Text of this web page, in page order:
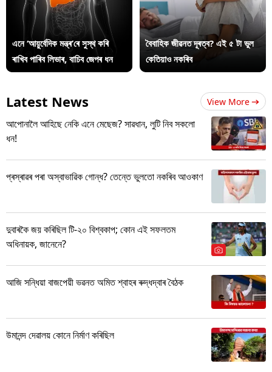
এনে ‘আয়ুৰ্বেদিক মন্ত্ৰ’ৰে সুস্থ কৰি
ৰাখিব পাৰিব লিভাৰ, বাচিব জেপৰ ধন
বৈবাহিক জীৱনত দূৰত্ব? এই ৫ টা ভুল
কেতিয়াও নকৰিব
Latest News View More
আপোনালৈ আহিছে নেকি এনে মেছেজ? সাৱধান, লুটি নিব সকলো
ধন!
প্ৰস্ৰাৱৰ পৰা অস্বাভাৱিক গোন্ধ? তেন্তে ভুলতো নকৰিব আওকাণ
দুবাৰকৈ জয় কৰিছিল টি-২০ বিশ্বকাপ; কোন এই সফলতম
অধিনায়ক, জানেনে?
আজি সন্ধিয়া বাজপেয়ী ভৱনত অমিত শ্বাহৰ ৰুদ্ধদ্বাৰ বৈঠক
উমানন্দ দেৱালয় কোনে নিৰ্মাণ কৰিছিল